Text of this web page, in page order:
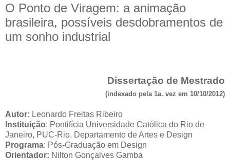
O Ponto de Viragem: a animação
brasileira, possíveis desdobramentos de
um sonho industrial
Dissertação de Mestrado
(indexado pela 1a. vez em 10/10/2012)
Autor: Leonardo Freitas Ribeiro
Instituição: Pontifícia Universidade Católica do Rio de
Janeiro, PUC-Rio. Departamento de Artes e Design
Programa: Pós-Graduação em Design
Orientador: Nilton Gonçalves Gamba